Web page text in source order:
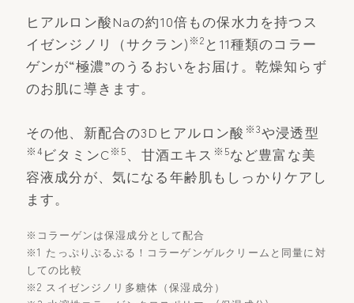
ヒアルロン酸Naの約10倍もの保水力を持つス
イゼンジノリ（サクラン) ※2 と11種類のコラー
ゲンが“極濃”のうるおいをお届け。乾燥知らず
のお肌に導きます。
その他、新配合の3Dヒアルロン酸 ※3や浸透型
※4ビタミンC※5、甘酒エキス ※5など豊富な美
容液成分が、気になる年齢肌もしっかりケアし
ます。
※コラーゲンは保湿成分として配合
※1 たっぷりぷるぷる！コラーゲンゲルクリームと同量に対
しての比較
※2 スイゼンジノリ多糖体（保湿成分）